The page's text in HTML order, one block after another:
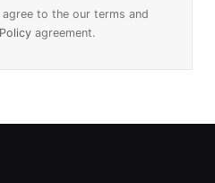
to the our terms and
agreement.